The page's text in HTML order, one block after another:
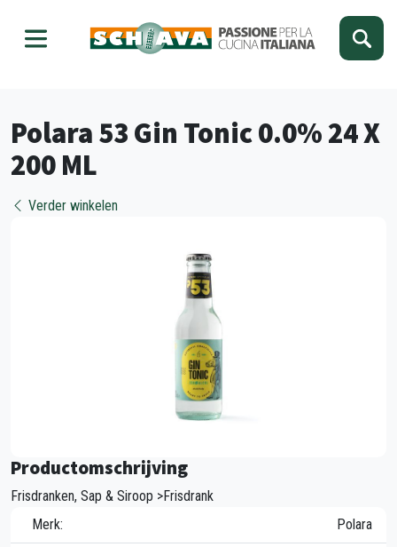
Polara 53 Gin Tonic 0.0% 24 X
200 ML
Verder winkelen
Productomschrijving
Frisdranken, Sap & Siroop >Frisdrank
Merk:
Polara